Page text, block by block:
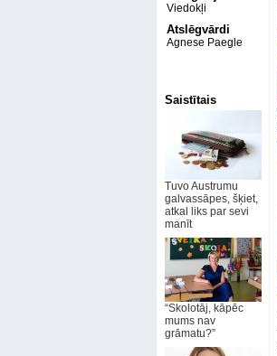
Viedokļi
Atslēgvārdi
Agnese Paegle
Saistītais
Tuvo Austrumu
galvassāpes, šķiet,
atkal liks par sevi
manīt
“Skolotāj, kāpēc
mums nav
grāmatu?”